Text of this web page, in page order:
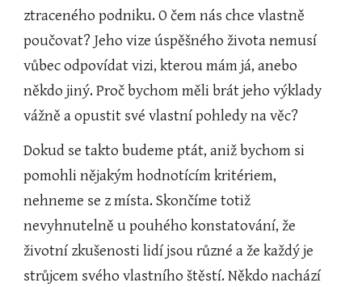
ztraceného podniku. O čem nás chce vlastně
poučovat? Jeho vize úspěšného života nemusí
vůbec odpovídat vizi, kterou mám já, anebo
někdo jiný. Proč bychom měli brát jeho výklady
vážně a opustit své vlastní pohledy na věc?
Dokud se takto budeme ptát, aniž bychom si
pomohli nějakým hodnotícím kritériem,
nehneme se z místa. Skončíme totiž
nevyhnutelně u pouhého konstatování, že
životní zkušenosti lidí jsou různé a že každý je
strůjcem svého vlastního štěstí. Někdo nachází